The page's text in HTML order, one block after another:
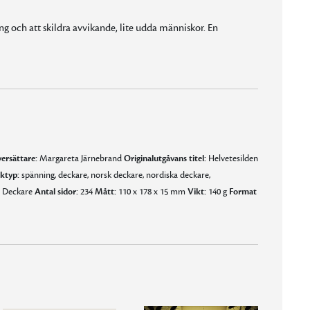
och att skildra avvikande, lite udda människor. En
Margareta JärnebrandOriginalutgåvans titel:Helvetesilden
spänning, deckare, norsk deckare, nordiska deckare,
DeckareAntal sidor:234Mått:110 x 178 x 15 mmVikt:140 g Format